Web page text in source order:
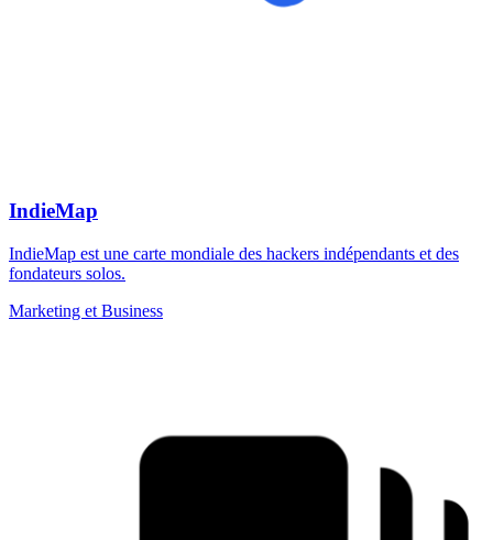
IndieMap
IndieMap est une carte mondiale des hackers indépendants et des
fondateurs solos.
Marketing et Business